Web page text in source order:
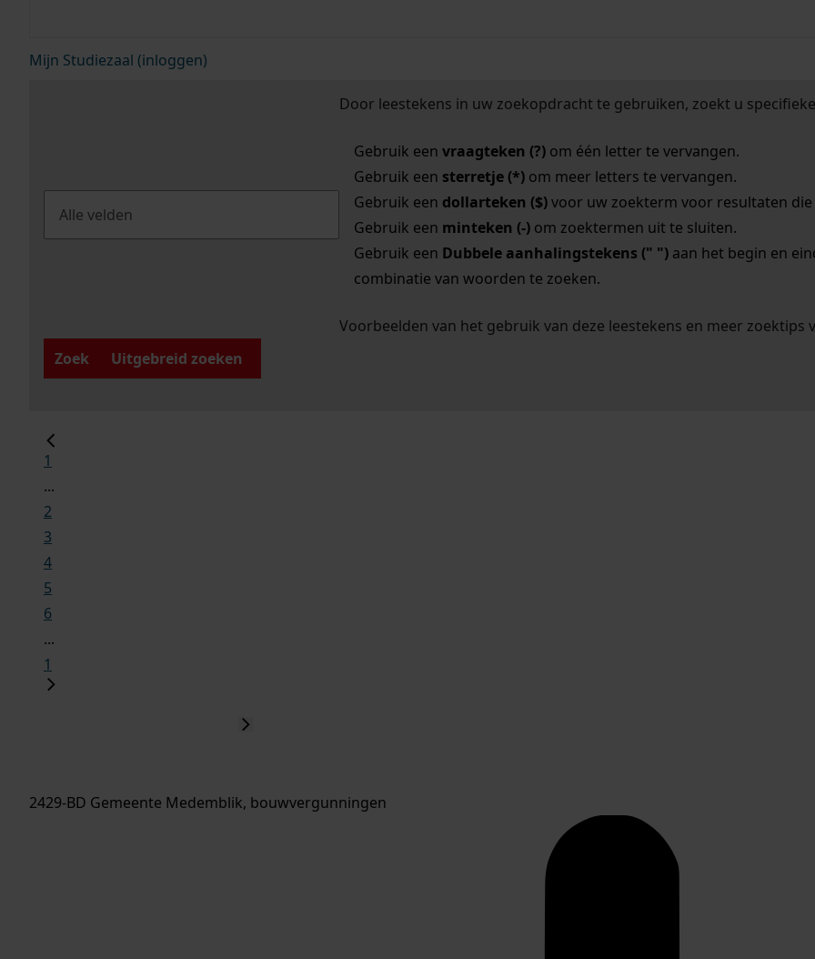
Mijn Studiezaal (inloggen)
Door leestekens in uw zoekopdracht te gebruiken, zoekt u
Gebruik een vraagteken (?)om één letter te vervangen.
Gebruik een sterretje (*)om meer letters te vervangen.
Gebruik een dollarteken ($)voor uw zoekterm voor resultaten die
Gebruik een minteken (-)om zoektermen uit te sluiten.
Gebruik een Dubbele aanhalingstekens (" ")aan het begin en
combinatie van woorden te zoeken.
Voorbeelden van het gebruik van deze leestekens en meer zoektips
Zoek
Uitgebreid zoeken
1
...
2
3
4
5
6
...
1
2429-BD Gemeente Medemblik, bouwvergunningen